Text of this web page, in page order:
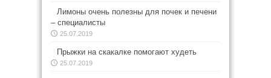
Лимоны очень полезны для почек и печени
– специалисты
25.07.2019
Прыжки на скакалке помогают худеть
25.07.2019